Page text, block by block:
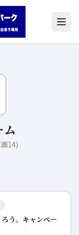
ム
14)
う。キャンペー